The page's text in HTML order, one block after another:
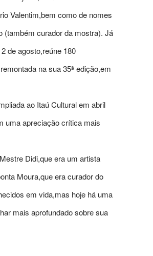
Valentim,bem como de nomes
(também curador da mostra). Já
de agosto,reúne 180
na sua 35ª edição,em
ao Itaú Cultural em abril
uma apreciação crítica mais
Didi,que era um artista
Moura,que era curador do
em vida,mas hoje há uma
mais aprofundado sobre sua